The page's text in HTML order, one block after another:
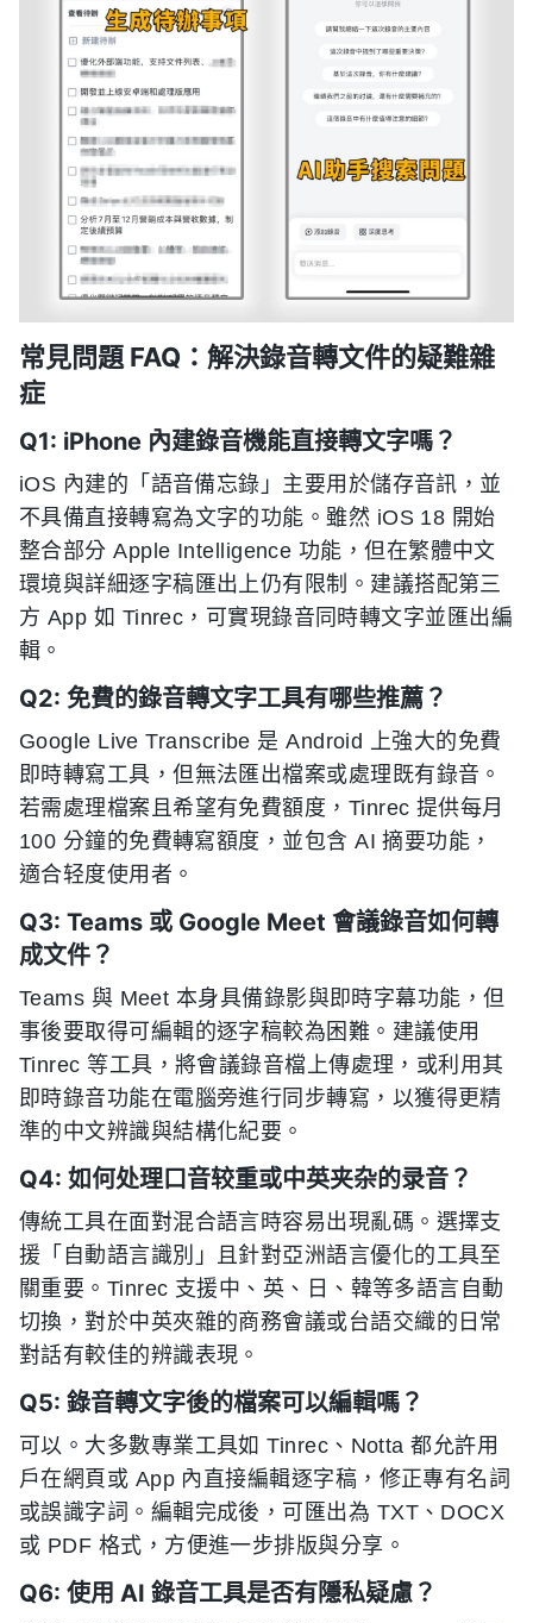
常見問題 FAQ：解決錄音轉文件的疑難雜
症
Q1: iPhone 內建錄音機能直接轉文字嗎？
iOS 內建的「語音備忘錄」主要用於儲存音訊，並
不具備直接轉寫為文字的功能。雖然 iOS 18 開始
整合部分 Apple Intelligence 功能，但在繁體中文
環境與詳細逐字稿匯出上仍有限制。建議搭配第三
方 App 如 Tinrec，可實現錄音同時轉文字並匯出編
輯。
Q2: 免費的錄音轉文字工具有哪些推薦？
Google Live Transcribe 是 Android 上強大的免費
即時轉寫工具，但無法匯出檔案或處理既有錄音。
若需處理檔案且希望有免費額度，Tinrec 提供每月
100 分鐘的免費轉寫額度，並包含 AI 摘要功能，
適合轻度使用者。
Q3: Teams 或 Google Meet 會議錄音如何轉
成文件？
Teams 與 Meet 本身具備錄影與即時字幕功能，但
事後要取得可編輯的逐字稿較為困難。建議使用
Tinrec 等工具，將會議錄音檔上傳處理，或利用其
即時錄音功能在電腦旁進行同步轉寫，以獲得更精
準的中文辨識與結構化紀要。
Q4: 如何处理口音较重或中英夹杂的录音？
傳統工具在面對混合語言時容易出現亂碼。選擇支
援「自動語言識別」且針對亞洲語言優化的工具至
關重要。Tinrec 支援中、英、日、韓等多語言自動
切換，對於中英夾雜的商務會議或台語交織的日常
對話有較佳的辨識表現。
Q5: 錄音轉文字後的檔案可以編輯嗎？
可以。大多數專業工具如 Tinrec、Notta 都允許用
戶在網頁或 App 內直接編輯逐字稿，修正專有名詞
或誤識字詞。編輯完成後，可匯出為 TXT、DOCX
或 PDF 格式，方便進一步排版與分享。
Q6: 使用 AI 錄音工具是否有隱私疑慮？